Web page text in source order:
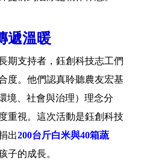
遞溫暖
期支持者，鈺創科技志工們
度。他們認真聆聽農友宏基
境、社會與治理）理念分
重視。這次活動是鈺創科技
出200台斤白米與40箱蔬
子的成長。